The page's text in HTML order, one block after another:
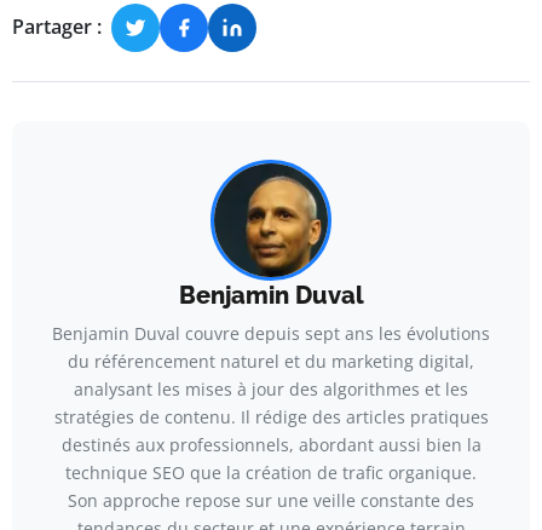
Partager :
Benjamin Duval
Benjamin Duval couvre depuis sept ans les évolutions
du référencement naturel et du marketing digital,
analysant les mises à jour des algorithmes et les
stratégies de contenu. Il rédige des articles pratiques
destinés aux professionnels, abordant aussi bien la
technique SEO que la création de trafic organique.
Son approche repose sur une veille constante des